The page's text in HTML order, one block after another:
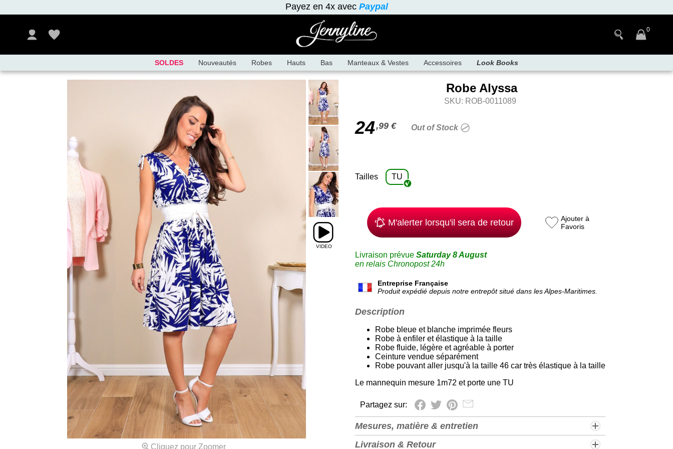
Payez en 4x avec Paypal
0
SOLDES Nouveautés Robes Hauts Bas Manteaux & Vestes Accessoires Look Books
Cliquez pour Zoomer
Robe Alyssa
SKU: ROB-0011089
24,99 € Out of Stock
Tailles TU
M'alerter lorsqu'il sera de retour
Ajouter à
Favoris
Livraison prévueSaturday 8 August
en relais Chronopost 24h
Entreprise Française
Produit expédié depuis notre entrepôt situé dans les Alpes-Maritimes.
Description
Robe bleue et blanche imprimée fleurs
Robe à enfiler et élastique à la taille
Robe fluide, légère et agréable à porter
Ceinture vendue séparément
Robe pouvant aller jusqu'à la taille 46 car très élastique à la taille
Le mannequin mesure 1m72 et porte une TU
Partagez sur:
Mesures, matière & entretien
Livraison & Retour